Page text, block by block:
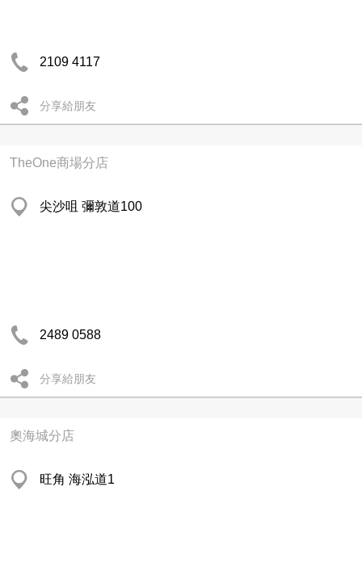
2109 4117
分享給朋友
TheOne商場分店
尖沙咀 彌敦道100
2489 0588
分享給朋友
奧海城分店
旺角 海泓道1